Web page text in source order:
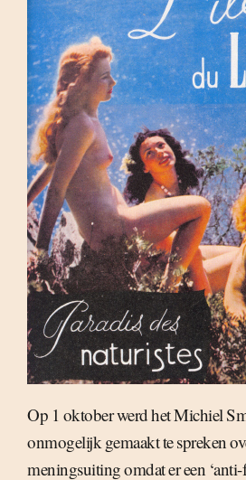
Op 1 oktober werd het Michiel
onmogelijk gemaakt te spreken
meningsuiting omdat er een ‘anti-